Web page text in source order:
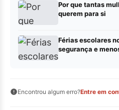
Por que tantas
querem para si
Férias escolares
segurança e
Encontrou algum erro?Entre em